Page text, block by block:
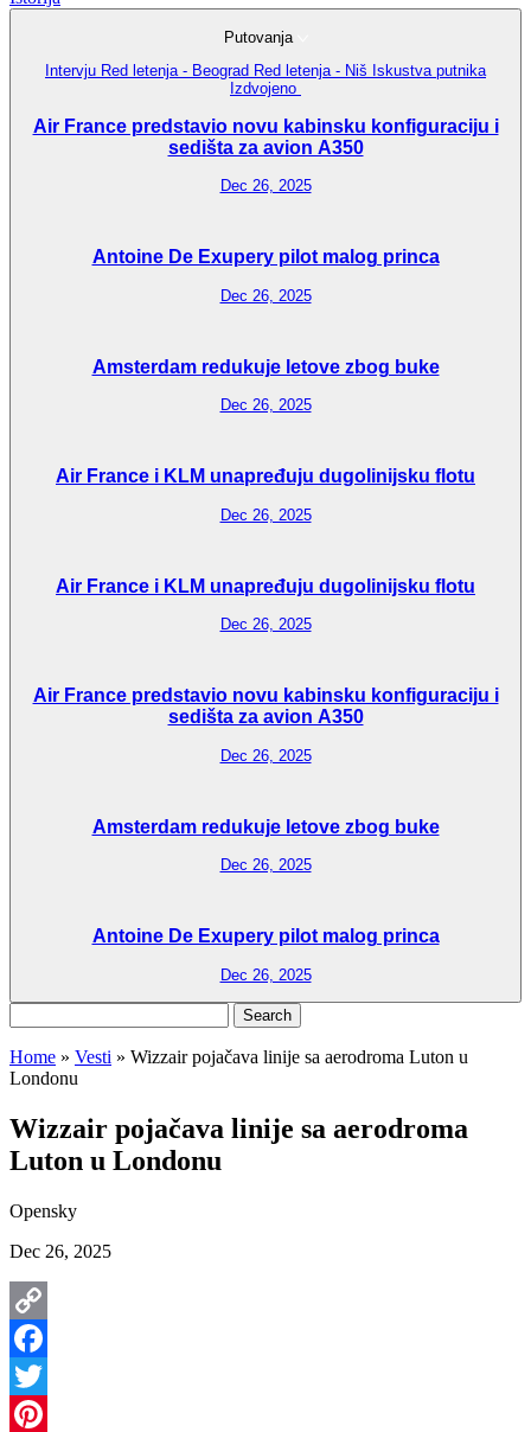
Putovanja
Intervju Red letenja - Beograd Red letenja - Niš Iskustva putnika
Izdvojeno
Air France predstavio novu kabinsku konfiguraciju i
sedišta za avion A350
Dec 26, 2025
Antoine De Exupery pilot malog princa
Dec 26, 2025
Amsterdam redukuje letove zbog buke
Dec 26, 2025
Air France i KLM unapređuju dugolinijsku flotu
Dec 26, 2025
Air France i KLM unapređuju dugolinijsku flotu
Dec 26, 2025
Air France predstavio novu kabinsku konfiguraciju i
sedišta za avion A350
Dec 26, 2025
Amsterdam redukuje letove zbog buke
Dec 26, 2025
Antoine De Exupery pilot malog princa
Dec 26, 2025
for:
Home » Vesti » Wizzair pojačava linije sa aerodroma Luton u
Londonu
Wizzair pojačava linije sa aerodroma
Luton u Londonu
Opensky
Dec 26, 2025
Copy
Link
Facebook
Twitter